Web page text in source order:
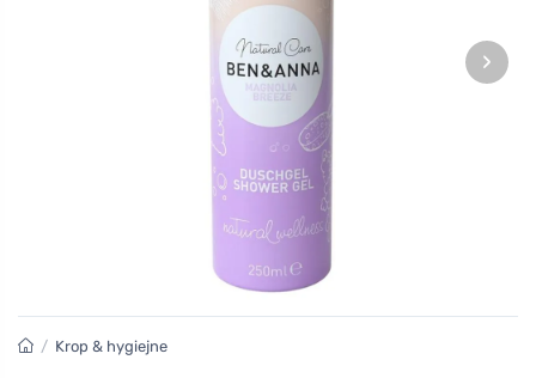
›
/ Krop & hygiejne